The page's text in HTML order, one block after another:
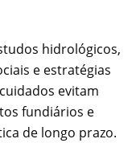
hidrológicos,
e estratégias
evitam
fundiários e
de longo prazo.